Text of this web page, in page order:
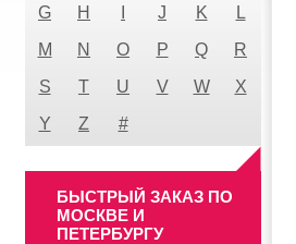
G
H J K
L
M
N O P Q
R
S
T U V W
X
Y
Z #
БЫСТРЫЙ ЗАКАЗ ПО
МОСКВЕ И
ПЕТЕРБУРГУ